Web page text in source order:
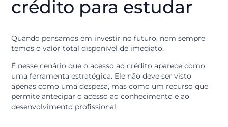
segredo para que esse passo importante não se torne
O uso inteligente do
crédito para estudar
Quando pensamos em investir no futuro, nem sempre